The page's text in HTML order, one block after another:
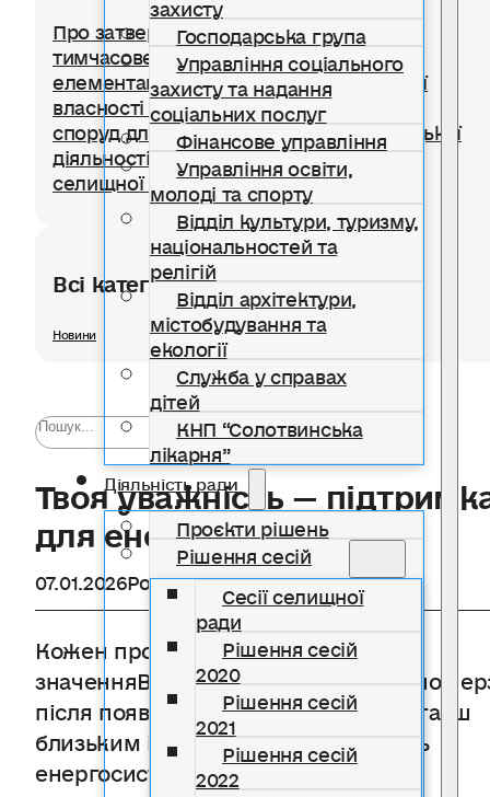
Господарська група
Управління соціального
захисту та надання
соціальних послуг
Фінансове управління
Управління освіти,
молоді та спорту
Відділ культури, туризму,
національностей та
релігій
Відділ архітектури,
містобудування та
екології
Служба у справах
дітей
КНП “Солотвинська
лікарня”
Діяльність ради
Проєкти рішень
Рішення сесій
Сесії селищної
ради
Рішення сесій
2020
Рішення сесій
2021
Рішення сесій
2022
Про затвердження Положення про
тимчасове користування окремими
елементами благоустрою комунальної
власності для розміщення тимчасових
споруд для провадження підприємницької
діяльності на території Солотвинської
селищної територіальної громади
Всі категорії розділу
Новини
Твоя уважність —
для енергосистеми
07.01.2026РозділНовини
Кожен прояв твоєї турботи має
значенняВмикай електроприлади по
після появи світла — так ти допомагаєш
близьким і підтримуєш стабільність
енергосистеми.